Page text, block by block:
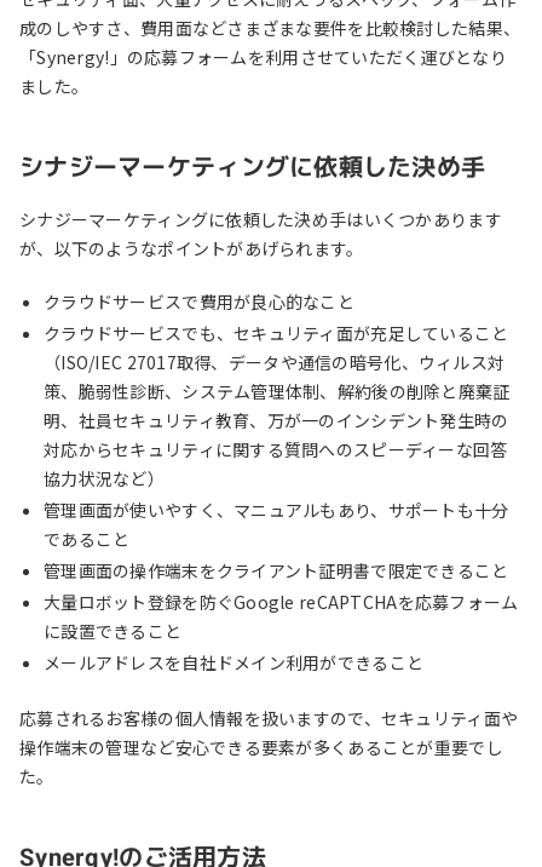
成のしやすさ、費用面などさまざまな要件を比較検討した結果、
「Synergy!」の応募フォームを利用させていただく運びとなり
ました。
シナジーマーケティングに依頼した決め手
シナジーマーケティングに依頼した決め手はいくつかあります
が、以下のようなポイントがあげられます。
クラウドサービスで費用が良心的なこと
クラウドサービスでも、セキュリティ面が充足していること
（ISO/IEC 27017取得、データや通信の暗号化、ウィルス対
策、脆弱性診断、システム管理体制、解約後の削除と廃棄証
明、社員セキュリティ教育、万が一のインシデント発生時の
対応からセキュリティに関する質問へのスピーディーな回答
協力状況など）
管理画面が使いやすく、マニュアルもあり、サポートも十分
であること
管理画面の操作端末をクライアント証明書で限定できること
大量ロボット登録を防ぐGoogle reCAPTCHAを応募フォーム
に設置できること
メールアドレスを自社ドメイン利用ができること
応募されるお客様の個人情報を扱いますので、セキュリティ面や
操作端末の管理など安心できる要素が多くあることが重要でし
た。
Synergy!のご活用方法